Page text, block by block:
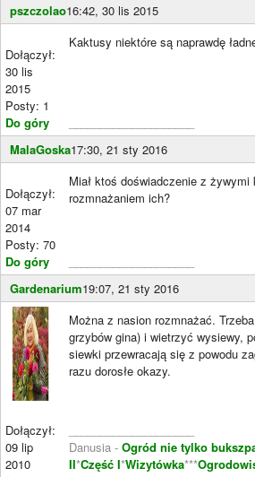
pszczolao16:42, 30 lis 2015
Dołączył:
30 lis
2015
Posty: 1
Do góry
Kaktusy niektóre są naprawdę
MalaGoska17:30, 21 sty 2016
Dołączył:
07 mar
2014
Posty: 70
Do góry
Miał ktoś doświadczenie z żywymi
rozmnażaniem ich?
Gardenarium19:07, 21 sty 2016
Dołączył:
09 lip
2010
Można z nasion rozmnażać.
grzybów gina) i wietrzyć wysiewy,
siewki przewracają się z powodu
razu dorosłe okazy.
Danusia - Ogród nie tylko
II*Część I*Wizytówka***